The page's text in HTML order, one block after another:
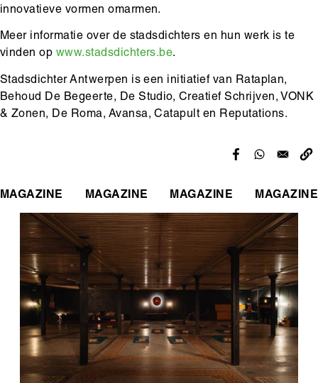
innovatieve vormen omarmen.
Meer informatie over de stadsdichters en hun werk is te
vinden op www.stadsdichters.be.
Stadsdichter Antwerpen is een initiatief van Rataplan,
Behoud De Begeerte, De Studio, Creatief Schrijven, VONK
& Zonen, De Roma, Avansa, Catapult en Reputations.
MAGAZINE MAGAZINE MAGAZINE MAGAZINE